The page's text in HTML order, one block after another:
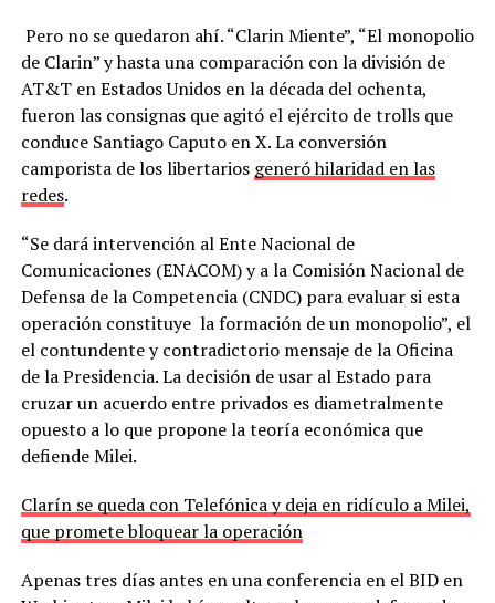
Pero no se quedaron ahí. “Clarin Miente”, “El monopolio
de Clarin” y hasta una comparación con la división de
AT&T en Estados Unidos en la década del ochenta,
fueron las consignas que agitó el ejército de trolls que
conduce Santiago Caputo en X. La conversión
camporista de los libertarios generó hilaridad en las
redes.
“Se dará intervención al Ente Nacional de
Comunicaciones (ENACOM) y a la Comisión Nacional de
Defensa de la Competencia (CNDC) para evaluar si esta
operación constituye la formación de un monopolio”, el
el contundente y contradictorio mensaje de la Oficina
de la Presidencia. La decisión de usar al Estado para
cruzar un acuerdo entre privados es diametralmente
opuesto a lo que propone la teoría económica que
defiende Milei.
Clarín se queda con Telefónica y deja en ridículo a Milei,
que promete bloquear la operación
Apenas tres días antes en una conferencia en el BID en